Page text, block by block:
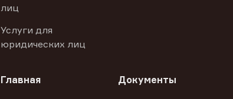
лиц
Услуги для
юридических лиц
Главная Документы